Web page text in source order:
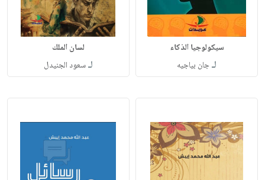
سيكولوجيا الذكاء
لـجان بياجيه
لسان الملك
لـسعود الجنيدل